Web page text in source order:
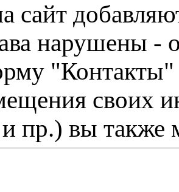
сайт
нарушены -
"Контакты"
своих
пр.) вы также